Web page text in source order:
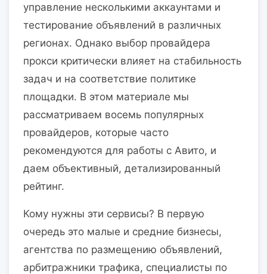
управление несколькими аккаунтами и
тестирование объявлений в различных
регионах. Однако выбор провайдера
прокси критически влияет на стабильность
задач и на соответствие политике
площадки. В этом материале мы
рассматриваем восемь популярных
провайдеров, которые часто
рекомендуются для работы с Авито, и
даем объективный, детализированный
рейтинг.
Кому нужны эти сервисы? В первую
очередь это малые и средние бизнесы,
агентства по размещению объявлений,
арбитражники трафика, специалисты по